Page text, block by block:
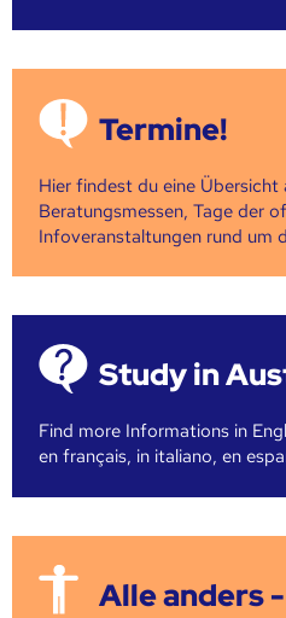
Termine!
Hier findest du eine Übersicht
Beratungsmessen, Tage der
Infoveranstaltungen rund um
Study in
Find more Informations in
en français, in italiano, en
Alle anders